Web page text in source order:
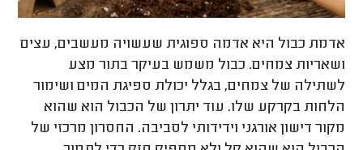
אדמת כבול היא אדמה ספוגית שעשויה מעשבים, עצים
ושאריות צמחים. כבול משמש בעיקר בתור מצע
לשתילה של צמחים, בגלל יכולת ספיגת המים ושימור
הלחות בקרקע שלו. עוד יתרון של הכבול הוא שהוא
מקור דישון אורגני וידידותי לסביבה. החסרון מרכזי של